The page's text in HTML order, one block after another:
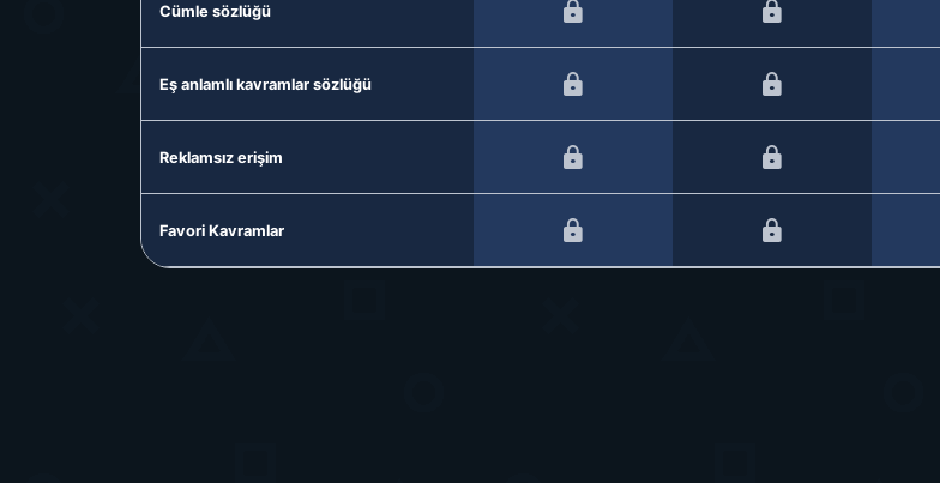
Cümle sözlüğü
Eş anlamlı kavramlar sözlüğü
Reklamsız erişim
Favori Kavramlar